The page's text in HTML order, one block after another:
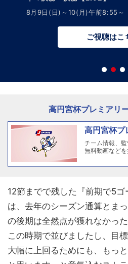
8月9日(日)～10(月)午前8:55～
ご視聴はこ
高円宮杯プレミアリ
高円宮杯プ
チーム情報、監
無料動画など
12節までで残した『前期で5ゴ
は、去年のシーズン通算とま
の後期は全然点が獲れなかっ
この時期で並びましたし、目
大幅に上回るためにも、もっ